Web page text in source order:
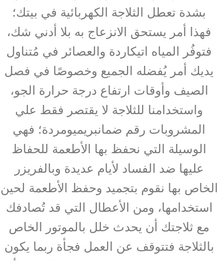
بشدة تعطل الثلاجة الكهربائية في بيتك؛
فهذا أمر يستحق الانزعاج به بلا أدني شك،
فتوفُر المياه اتيكاردة والعصائر في مُتناول
يديك أمر يُفضله الجميع وخصوصًا في فصل
الصيف وأوقات ارتفاع درجة حرارة الجو،
واستخدامنا للثلاجة لا يقتصر فقط علي
المشروبات رقم ضمانبريميومردة؛ فهي
الوسيلة التي نحفظ بها الأطعمة للحفاظ
عليها ضد الفساد لأيام عديدة وبالفريزر
الخاص بها نقوم بتجميد وحفظ الأطعمة لحين
استخدامها، ومن الأعطال التي قد تُصادفك
مع ثلاجتك أن يحدث خلل بالموتور الخاص
بالثلاجة فتتوقف عن العمل فجأة ربما يكون